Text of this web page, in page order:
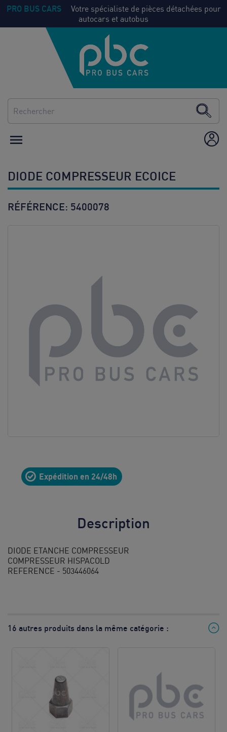
PRO BUS CARS
Votre spécialiste de pièces détachées pour
autocars et autobus
Voir
tout
CHAUFFAGE
CONSOMMABLES
Vous ne
trouvez
pas
produit ?
Contactez
notre
10

DIODE COMPRESSEUR ECOICE
RÉFÉRENCE: 5400078
Expédition en 24/48h
Description
DIODE ETANCHE COMPRESSEUR
COMPRESSEUR HISPACOLD
REFERENCE - 503446064
16 autres produits dans la même catégorie :